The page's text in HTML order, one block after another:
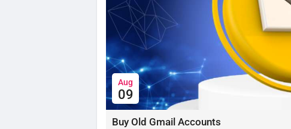
Aug
09
Buy Old Gmail Accounts